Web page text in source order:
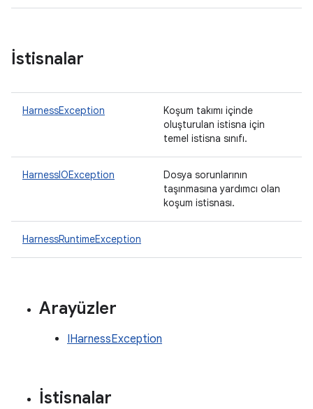
İstisnalar
HarnessException
Koşum takımı içinde
oluşturulan istisna için
temel istisna sınıfı.
HarnessIOException
Dosya sorunlarının
taşınmasına yardımcı olan
koşum istisnası.
HarnessRuntimeException
Arayüzler
IHarnessException
İstisnalar